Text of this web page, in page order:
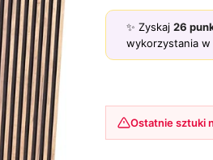
✨ Zyskaj 26
wykorzystania
Ostatnie sztuki